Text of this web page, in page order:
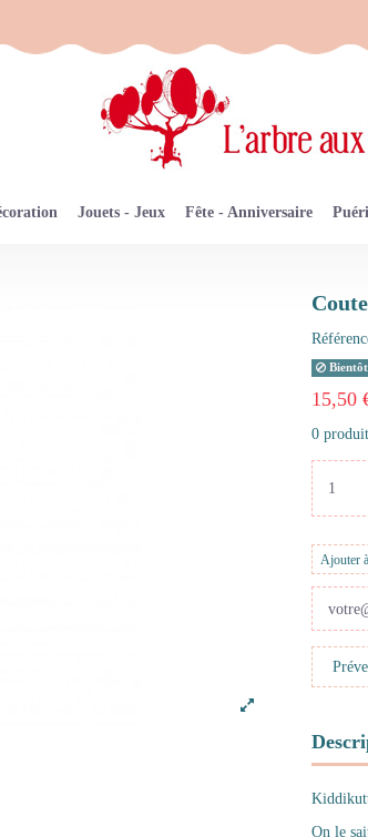
Jouets - Jeux Fête - Anniversaire
15,50
0
Ajouter
On le